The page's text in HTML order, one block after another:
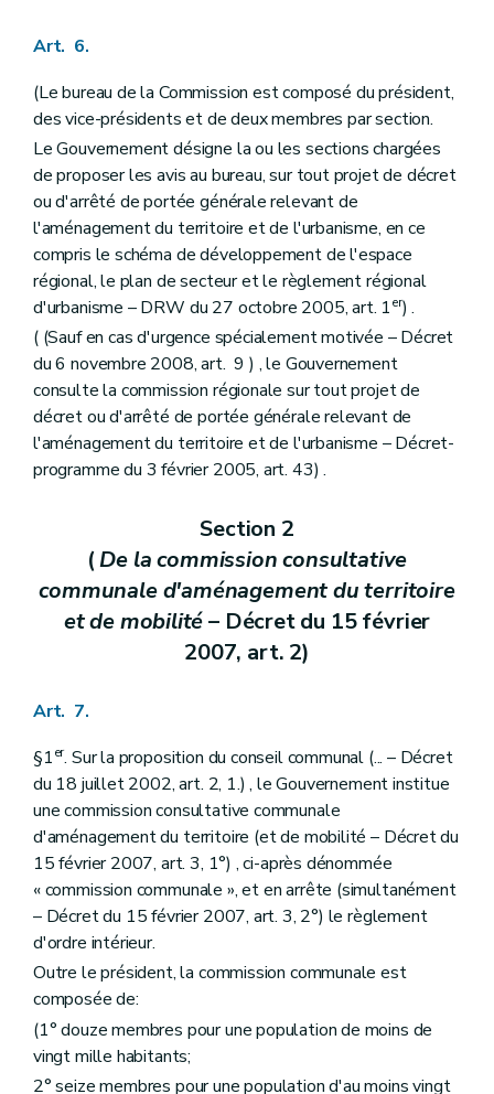
Chapitre II Définitions
Art. 187
Chapitre III
Missions, structures et fonctionnement de la Commission
Art. 188
Art. 189
Art. 190
Art. 191
Titre II De la protection, de la prévention, de la restauration
Chapitre premier Des mesures de protection
Section première De l'inventaire
Art. 192
De la liste de sauvegarde
Art. 193
Art. 194
Art. 195
Section 3
Du classement
Art. 196
Art. 197
Art. 198
Art. 201
Art. 202
Art. 203
Art. 204
Section 4 (De la requalification– Décret du 11 avril 2014, art. 4)
Art. 205
205/1
Section 6 Des zones de protection
Art. 209
Section6/1
Du patrimoine mondial et des structures de gestion
Art.209/1
Sous-section1re
Du Comité wallon du patrimoine mondial
Art. 209/2
Art.209/3
Sous-section 2
Des plans de gestion
Art.209/4
Art.
Section 7 Des écussons et des panneaux
Art. 210
Section première Des dispositions générales
Art. 211
Section 2
De la prévention
Art. 6.
(Le bureau de la Commission est composé du président,
des vice-présidents et de deux membres par section.
Le Gouvernement désigne la ou les sections chargées
de proposer les avis au bureau, sur tout projet de décret
ou d'arrêté de portée générale relevant de
l'aménagement du territoire et de l'urbanisme, en ce
compris le schéma de développement de l'espace
régional, le plan de secteur et le règlement régional
d'urbanisme – DRW du 27 octobre 2005, art. 1er) .
( (Sauf en cas d'urgence spécialement motivée – Décret
du 6 novembre 2008, art. 9 ) , le Gouvernement
consulte la commission régionale sur tout projet de
décret ou d'arrêté de portée générale relevant de
l'aménagement du territoire et de l'urbanisme – Décret-
programme du 3 février 2005, art. 43) .
Section 2
(De la commission consultative
communale d'aménagement du territoire
et de mobilité– Décret du 15 février
2007, art. 2)
Art. 7.
§1er. Sur la proposition du conseil communal (... – Décret
du 18 juillet 2002, art. 2, 1.) , le Gouvernement institue
une commission consultative communale
d'aménagement du territoire (et de mobilité – Décret du
15 février 2007, art. 3, 1°) , ci-après dénommée
« commission communale », et en arrête (simultanément
– Décret du 15 février 2007, art. 3, 2°) le règlement
d'ordre intérieur.
Outre le président, la commission communale est
composée de:
(1° douze membres pour une population de moins de
vingt mille habitants;
2° seize membres pour une population d'au moins vingt